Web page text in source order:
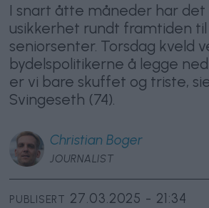
I snart åtte måneder har
usikkerhet rundt framtiden
seniorsenter. Torsdag kveld
bydelspolitikerne å legge
er vi bare skuffet og triste,
Svingeseth (74).
Christian Boger
JOURNALIST
PUBLISERT 27.03.2025 - 21:34